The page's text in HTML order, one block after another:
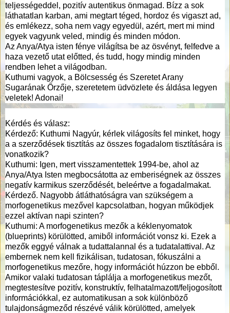
teljességeddel, pozitív autentikus önmagad. Bízz a sok
láthatatlan karban, ami megtart téged, hordoz és vigaszt ad,
és emlékezz, soha nem vagy egyedül, azért, mert mi mind
egyek vagyunk veled, mindig és minden módon.
Az Anya/Atya isten fénye világítsa be az ösvényt, felfedve a
haza vezető utat előtted, és tudd, hogy mindig minden
rendben lehet a világodban.
Kuthumi vagyok, a Bölcsesség és Szeretet Arany
Sugarának Őrzője, szeretetem üdvözlete és áldása legyen
veletek! Adonai!
Kérdés és válasz:
Kérdező: Kuthumi Nagyúr, kérlek világosíts fel minket, hogy
a a szerződések tisztítás az összes fogadalom tisztítására is
vonatkozik?
Kuthumi: Igen, mert visszamentettek 1994-be, ahol az
Anya/Atya Isten megbocsátotta az emberiségnek az összes
negatív karmikus szerződését, beleértve a fogadalmakat.
Kérdező. Nagyobb átláthatóságra van szükségem a
morfogenetikus mezővel kapcsolatban, hogyan működjek
ezzel aktívan napi szinten?
Kuthumi: A morfogenetikus mezők a kéklenyomatok
(blueprints) körülötted, amiből információt vonsz ki. Ezek a
mezők eggyé válnak a tudattalannal és a tudatalattival. Az
embernek nem kell fizikálisan, tudatosan, fókuszálni a
morfogenetikus mezőre, hogy információt húzzon be ebből.
Amikor valaki tudatosan táplálja a morfogenetikus mezőt,
megtestesítve pozitív, konstruktív, felhatalmazott/feljogosított
információkkal, ez automatikusan a sok különböző
tulajdonságmeződ részévé válik körülötted, amelyek